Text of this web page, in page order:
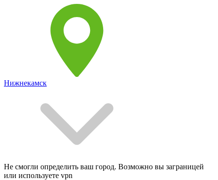
Нижнекамск
Не смогли определить ваш город. Возможно вы заграницей
или используете vpn